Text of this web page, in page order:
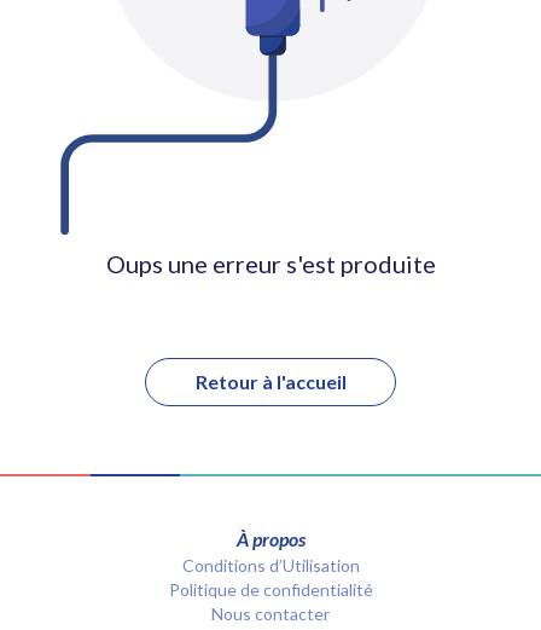
Oups une erreur s'est produite
Retour à l'accueil
À propos
Conditions d’Utilisation
Politique de confidentialité
Nous contacter